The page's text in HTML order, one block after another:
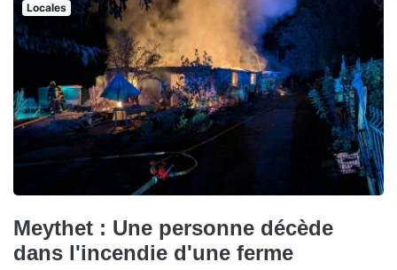
Locales
Meythet : Une personne décède
dans l'incendie d'une ferme